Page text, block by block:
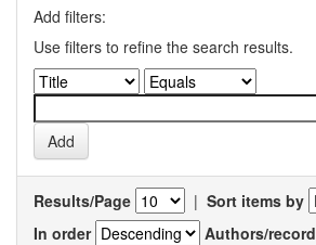
Add filters:
Use filters to refine the search results.
Results/Page | Sort items by
In order
Authors/record